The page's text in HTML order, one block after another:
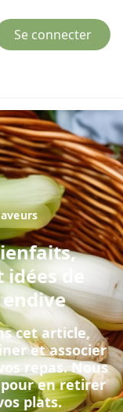
Se connecter
de
endive
cet article,
et associer
repas. Nous
en retirer
plats.